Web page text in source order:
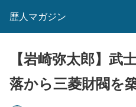
歴人マガジン
【岩崎弥太郎】武
落から三菱財閥を